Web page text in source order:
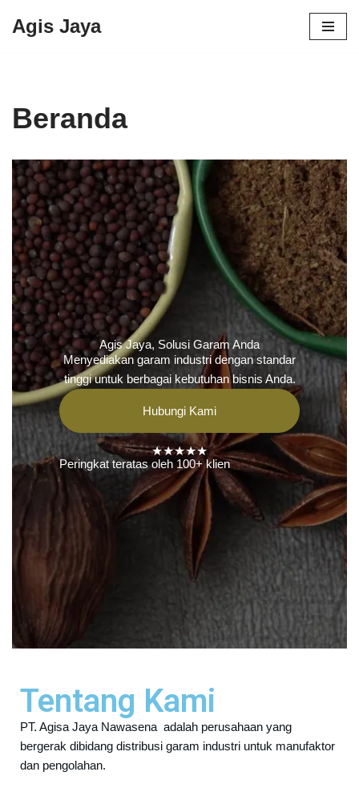
Agis Jaya
Beranda
Agis Jaya, Solusi Garam Anda
Menyediakan garam industri dengan standar
tinggi untuk berbagai kebutuhan bisnis Anda.
Hubungi Kami
★★★★★
Peringkat teratas oleh 100+ klien
Tentang Kami
PT. Agisa Jaya Nawasena adalah perusahaan yang
bergerak dibidang distribusi garam industri untuk manufaktor
dan pengolahan.